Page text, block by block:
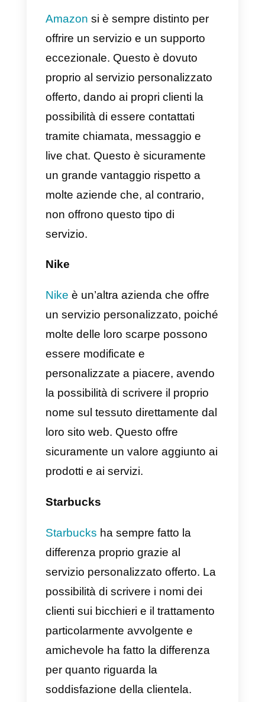
Le app di messaggistica
strumenti relativamente nuovi ed
emersi come soluzione di
comunicazione per le aziende.
Queste app presentano diversi
modelli di configurazione e
integrazione capaci di facilitare il
modo in cui le aziende
interagiscono con i propri clienti.
Alcuni di questi strumenti
possiedono un gran numero di
integrazioni che li rendono
strumenti di vendita, gestione e
assistenza clienti. Hanno inoltre
capacità di essere utilizzati come
CRM, presentano metriche per
misurare le prestazioni dei team
vendita o assistenza clienti. In
generale, le app di messaggistica
hanno cambiato il modo in cui le
aziende interagiscono con la
propria clientela, creando così un
contatto più umanizzato e
personalizzato, il che si traduce
maggiori e migliori vendite,
eccezionali e team più
organizzati.